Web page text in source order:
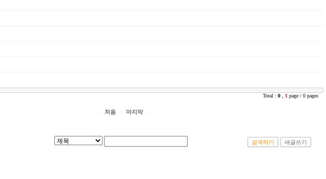
Total : 0 1 page / 0 pages
처음 마지막
검색하기 새글쓰기